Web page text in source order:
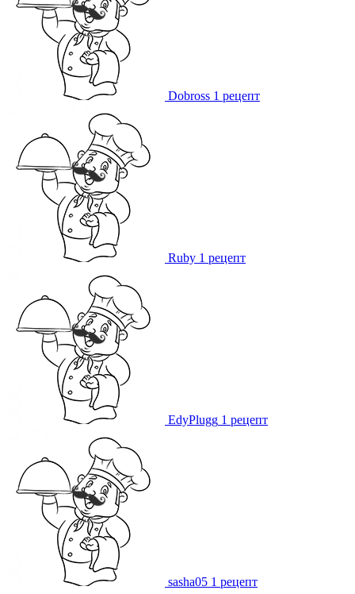
Dobross 1 рецепт
Ruby 1 рецепт
EdyPlugg 1 рецепт
sasha05 1 рецепт